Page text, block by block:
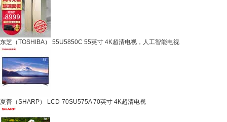
东芝（TOSHIBA） 55U5850C 55英寸 4K超清电视，人工智能电视
夏普（SHARP） LCD-70SU575A 70英寸 4K超清电视